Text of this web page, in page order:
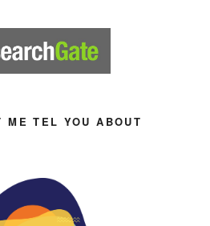
ME TEL YOU ABOUT